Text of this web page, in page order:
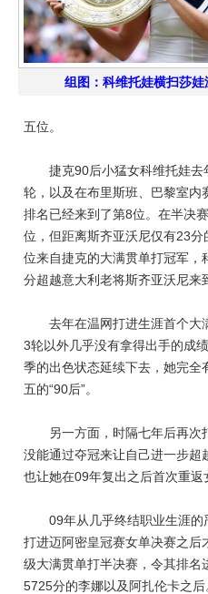
组图：科维托娃横扫莎娃
五位。
捷克90后小猛女科维托娃去
轮，以及在布里斯班、巴黎室内
排名已经来到了第8位。在半决
位，但距离斯齐亚沃尼仅有23
位来自捷克的大满贯单打冠军
分超越意大利老将斯齐亚沃尼来
去年在温网打进生涯首个大满
3轮以外几乎没有拿得出手的成
季的出色状态延续下去，她完
五的“90后”。
另一方面，时隔七年后再次打
没能通过夺冠来让自己进一步超
也让她在09年复出之后首次重返
09年从几乎终结职业生涯的
打进迈阿密皇冠赛女单决赛之
级大满贯单打半决赛，令其排
5725分的李娜以及阿扎伦卡之后